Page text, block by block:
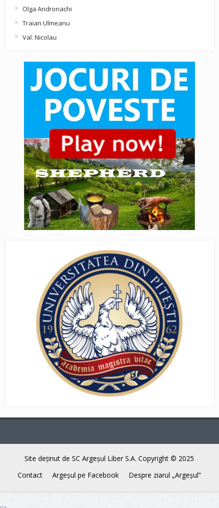
Olga Andronachi
Traian Ulmeanu
Val. Nicolau
Site deţinut de SC Argeşul Liber S.A. Copyright © 2025
Contact
Argeşul pe Facebook Despre ziarul „Argeşul”